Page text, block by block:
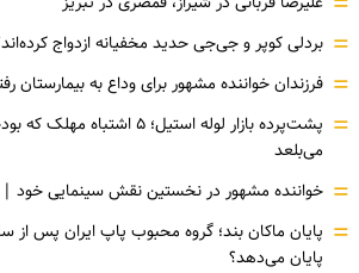
= بردلی کوپر و جی‌جی حدید مخفیانه ازدواج
= فرزندان خواننده مشهور برای وداع به بیمارستان
=
پشت‌پرده بازار لوله استیل؛ ۵
می‌بلعد
= خواننده مشهور در نخستین نقش سینمایی
= پایان ماکان بند؛ گروه محبوب پاپ ایران پس از
پایان می‌دهد؟